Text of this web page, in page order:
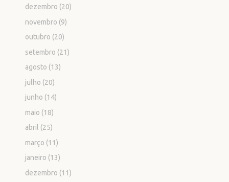
dezembro (20)
novembro (9)
outubro (20)
setembro (21)
agosto (13)
julho (20)
junho (14)
maio (18)
abril (25)
março (11)
janeiro (13)
dezembro (11)